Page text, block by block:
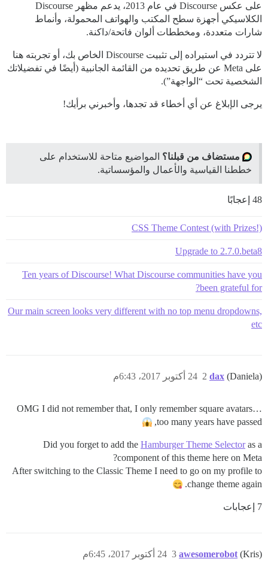
على عكس Discourse في عام 2013، يدعم مظهر Discourse
الكلاسيكي أجهزة سطح المكتب والهواتف المحمولة، وأنماط
شارات متعددة، ومخططات ألوان فاتحة/داكنة.
لا تتردد في استيراده إلى تثبيت Discourse الخاص بك، أو تجربته هنا
على Meta عن طريق تحديده من القائمة الجانبية (أيضًا في تفضيلاتك
الشخصية تحت “الواجهة”).
يرجى الإبلاغ عن أي أخطاء قد تجدها، وأخبرني برأيك!
مستضاف من قبلنا؟ المواضيع متاحة للاستخدام على
خططنا القياسية والأعمال والمؤسساتية.
48 إعجابًا
CSS Theme Contest (with Prizes!)
Upgrade to 2.7.0.beta8
Ten years of Discourse! What Discourse communities have you
been grateful for?
Our main screen looks very different with no top menu dropdowns,
etc
dax (Daniela) 24 أكتوبر 2017، 6:43م 2
OMG I did not remember that, I only remember square avatars…
too many years have passed,
Did you forget to add the Hamburger Theme Selectoras a
component of this theme here on Meta?
After switching to the Classic Theme I need to go on my profile to
change theme again.
7 إعجابات
awesomerobot (Kris) 24 أكتوبر 2017، 6:45م 3